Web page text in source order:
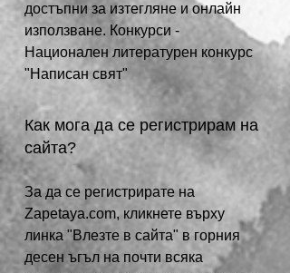
достъпни за изтегляне и онлайн
използване. Конкурси -
Национален литературен конкурс
"Написан свят"
Как мога да се регистрирам на
сайта?
За да се регистрирате на
Zapetaya.com, кликнете върху
линка "Влезте в сайта" в горния
десен ъгъл на почти всяка